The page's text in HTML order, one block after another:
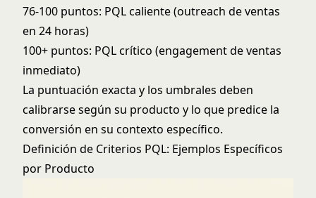
76-100 puntos: PQL caliente (outreach de ventas
en 24 horas)
100+ puntos: PQL crítico (engagement de ventas
inmediato)
La puntuación exacta y los umbrales deben
calibrarse según su producto y lo que predice la
conversión en su contexto específico.
Definición de Criterios PQL: Ejemplos Específicos
por Producto